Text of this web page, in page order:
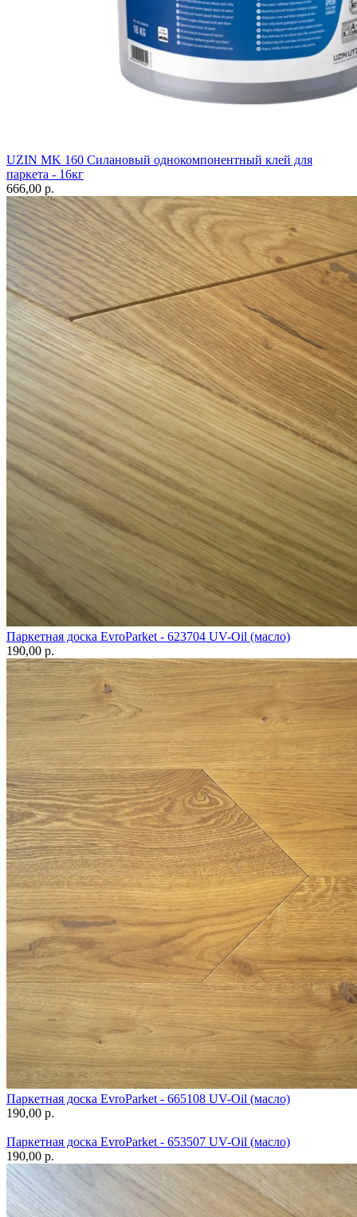
UZIN MK 160 Силановый однокомпонентный клей для
паркета - 16кг
666,00 p.
Паркетная доска EvroParket - 623704 UV-Oil (масло)
190,00 p.
Паркетная доска EvroParket - 665108 UV-Oil (масло)
190,00 p.
Паркетная доска EvroParket - 653507 UV-Oil (масло)
190,00 p.